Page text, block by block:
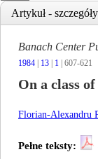
Artykuł - szczegóły
Banach Center
1984 13 1 | 607-621
On a class
Florian-Alexandru
Pełne teksty: